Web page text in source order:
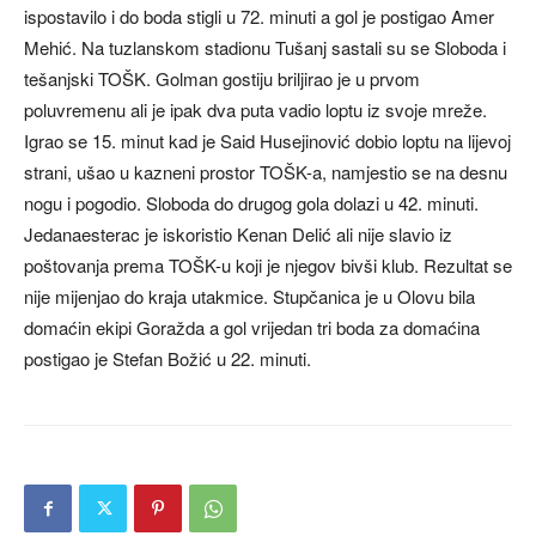
ispostavilo i do boda stigli u 72. minuti a gol je postigao Amer
Mehić. Na tuzlanskom stadionu Tušanj sastali su se Sloboda i
tešanjski TOŠK. Golman gostiju briljirao je u prvom
poluvremenu ali je ipak dva puta vadio loptu iz svoje mreže.
Igrao se 15. minut kad je Said Husejinović dobio loptu na lijevoj
strani, ušao u kazneni prostor TOŠK-a, namjestio se na desnu
nogu i pogodio. Sloboda do drugog gola dolazi u 42. minuti.
Jedanaesterac je iskoristio Kenan Delić ali nije slavio iz
poštovanja prema TOŠK-u koji je njegov bivši klub. Rezultat se
nije mijenjao do kraja utakmice. Stupčanica je u Olovu bila
domaćin ekipi Goražda a gol vrijedan tri boda za domaćina
postigao je Stefan Božić u 22. minuti.